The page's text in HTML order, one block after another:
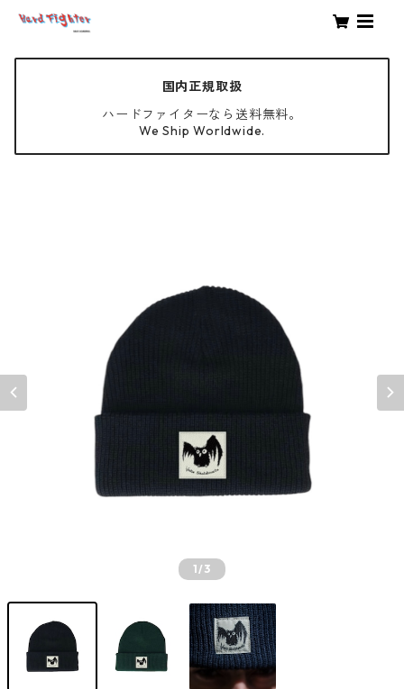
国内正規取扱
ハードファイターなら送料無料。
We Ship Worldwide.
1/3